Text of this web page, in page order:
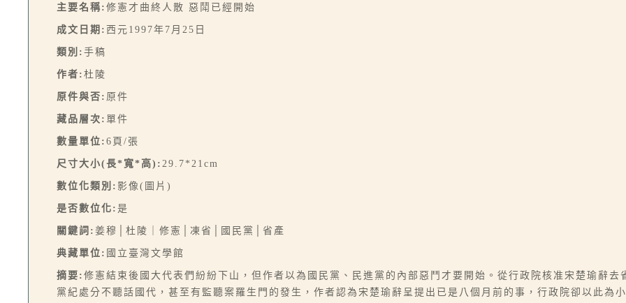
主要名稱: 修憲才曲終人散 惡鬦已經開始
成文日期: 西元1997年7月25日
類別: 手稿
作者: 杜陵
原件與否: 原件
藏品層次: 單件
數量單位: 6頁/張
尺寸大小(長*寬*高): 29.7*21cm
數位化類別: 影像(圖片)
是否數位化: 是
關鍵詞: 姜穆│杜陵｜修憲│凍省│國民黨│省產
典藏單位: 國立臺灣文學館
摘要: 修憲結束後國大代表們紛紛下山，但作者以為國民黨、民進黨的內部惡鬥才要開始。從行政院核准宋楚瑜辭
黨紀處分不聽話國代，甚至有監聽案羅生門的發生，作者認為宋楚瑜辭呈提出已是八個月前的事，行政院卻以此為